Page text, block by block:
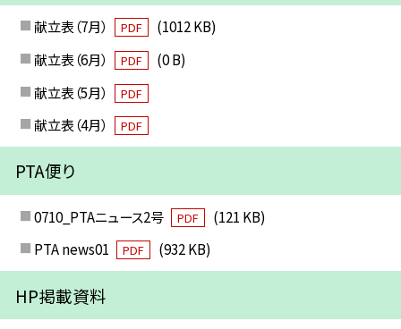
献立表（7月） PDF
(1012 KB)
献立表（6月）
PDF
(0 B)
献立表（5月）
PDF
献立表（4月） PDF
PTA便り
0710_PTAニュース2号 PDF
(121 KB)
PTA news01
PDF (932 KB)
HP掲載資料